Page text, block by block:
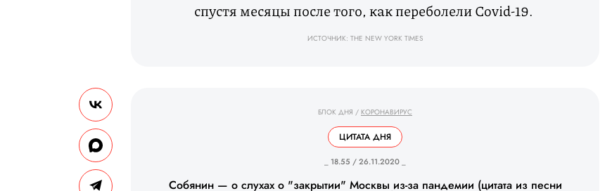
спустя месяцы после того, как переболели Covid-19.
ИСТОЧНИК: THE NEW YORK TIMES
БЛОК ДНЯ / КОРОНАВИРУС
ЦИТАТА ДНЯ
_ 18.55 / 26.11.2020 _
Собянин — о слухах о "закрытии" Москвы из-за пандемии (цитата из песни